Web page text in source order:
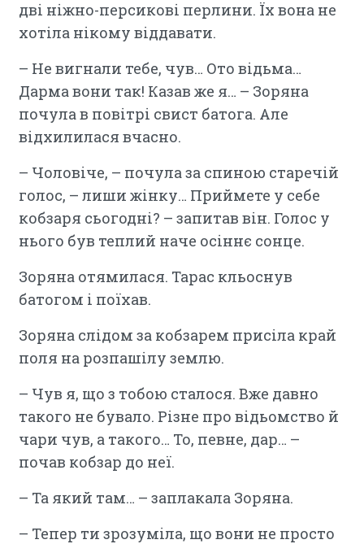
дві ніжно-персикові перлини. Їх вона не
хотіла нікому віддавати.
– Не вигнали тебе, чув… Ото відьма…
Дарма вони так! Казав же я… – Зоряна
почула в повітрі свист батога. Але
відхилилася вчасно.
– Чоловіче, – почула за спиною старечій
голос, – лиши жінку… Приймете у себе
кобзаря сьогодні? – запитав він. Голос у
нього був теплий наче осіннє сонце.
Зоряна отямилася. Тарас кльоснув
батогом і поїхав.
Зоряна слідом за кобзарем присіла край
поля на розпашілу землю.
– Чув я, що з тобою сталося. Вже давно
такого не бувало. Різне про відьомство й
чари чув, а такого… То, певне, дар… –
почав кобзар до неї.
– Та який там… – заплакала Зоряна.
– Тепер ти зрозуміла, що вони не просто